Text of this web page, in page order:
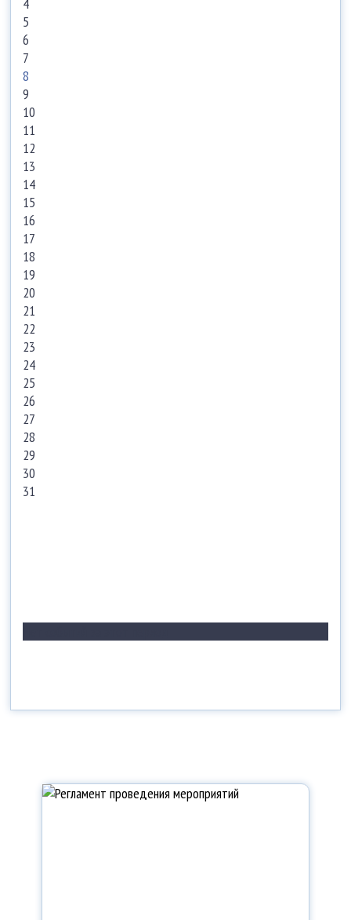
5
6
7
8
9
10
11
12
13
14
15
16
17
18
19
20
21
22
23
24
25
26
27
28
29
30
31